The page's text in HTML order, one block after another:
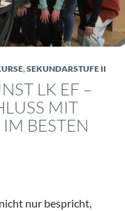
,SEKUNDARSTUFE II
LK EF –
MIT
BESTEN
nur bespricht,